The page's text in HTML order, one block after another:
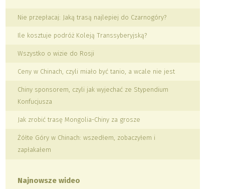
Nie przepłacaj: Jaką trasą najlepiej do Czarnogóry?
Ile kosztuje podróż Koleją Transsyberyjską?
Wszystko o wizie do Rosji
Ceny w Chinach, czyli miało być tanio, a wcale nie jest
Chiny sponsorem, czyli jak wyjechać ze Stypendium
Konfucjusza
Jak zrobić trasę Mongolia-Chiny za grosze
Żółte Góry w Chinach: wszedłem, zobaczyłem i
zapłakałem
Najnowsze wideo